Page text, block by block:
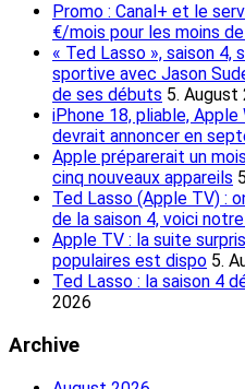
Promo : Canal+ et le
€/mois pour les moins
« Ted Lasso », saison 4,
sportive avec Jason
de ses débuts 5. August
iPhone 18, pliable,
devrait annoncer en
Apple préparerait un
cinq nouveaux appareils
Ted Lasso (Apple TV) :
de la saison 4, voici
Apple TV : la suite
populaires est dispo 5.
Ted Lasso : la saison 4
2026
Archive